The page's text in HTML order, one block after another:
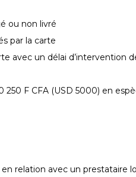
ou non livré
par la carte
avec un délai d’intervention
250 F CFA (USD 5000) en
relation avec un prestataire